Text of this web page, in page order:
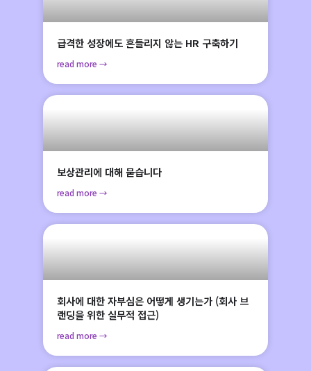
급격한 성장에도 흔들리지 않는 HR 구축하기
read more →
보상관리에 대해 묻습니다
read more →
회사에 대한 자부심은 어떻게 생기는가 (회사 브
랜딩을 위한 실무적 접근)
read more →